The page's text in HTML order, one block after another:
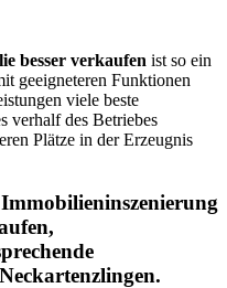
besser verkaufen ist so ein
geeigneteren Funktionen
viele beste
verhalf des Betriebes
Plätze in der Erzeugnis